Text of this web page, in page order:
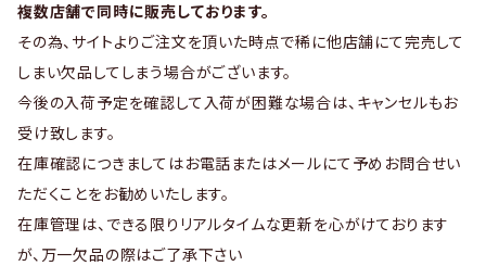
複数店舗で同時に販売しております。
その為、サイトよりご注文を頂いた時点で稀に他店舗にて完売して
しまい欠品してしまう場合がございます。
今後の入荷予定を確認して入荷が困難な場合は、キャンセルもお
受け致します。
在庫確認につきましてはお電話またはメールにて予めお問合せい
ただくことをお勧めいたします。
在庫管理は、できる限りリアルタイムな更新を心がけております
が、万一欠品の際はご了承下さい